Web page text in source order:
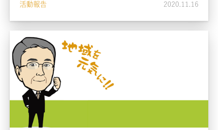
活動報告 2020.11.16